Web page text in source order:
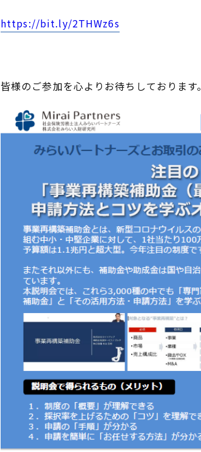
https://bit.ly/2THWz6s
皆様のご参加を心よりお待ちしております。